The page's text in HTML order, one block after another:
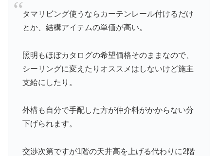
タマリビング使うならカーテンレール付けるだけ
とか、結構アイテムの単価が高い。
照明もほぼカタログの希望価格そのままなので、
シーリングに変えたりオススメはしないけど施主
支給にしたり。
外構も自分で手配した方が仲介料がかからない分
下げられます。
交渉次第ですが1階の天井高を上げる代わりに2階